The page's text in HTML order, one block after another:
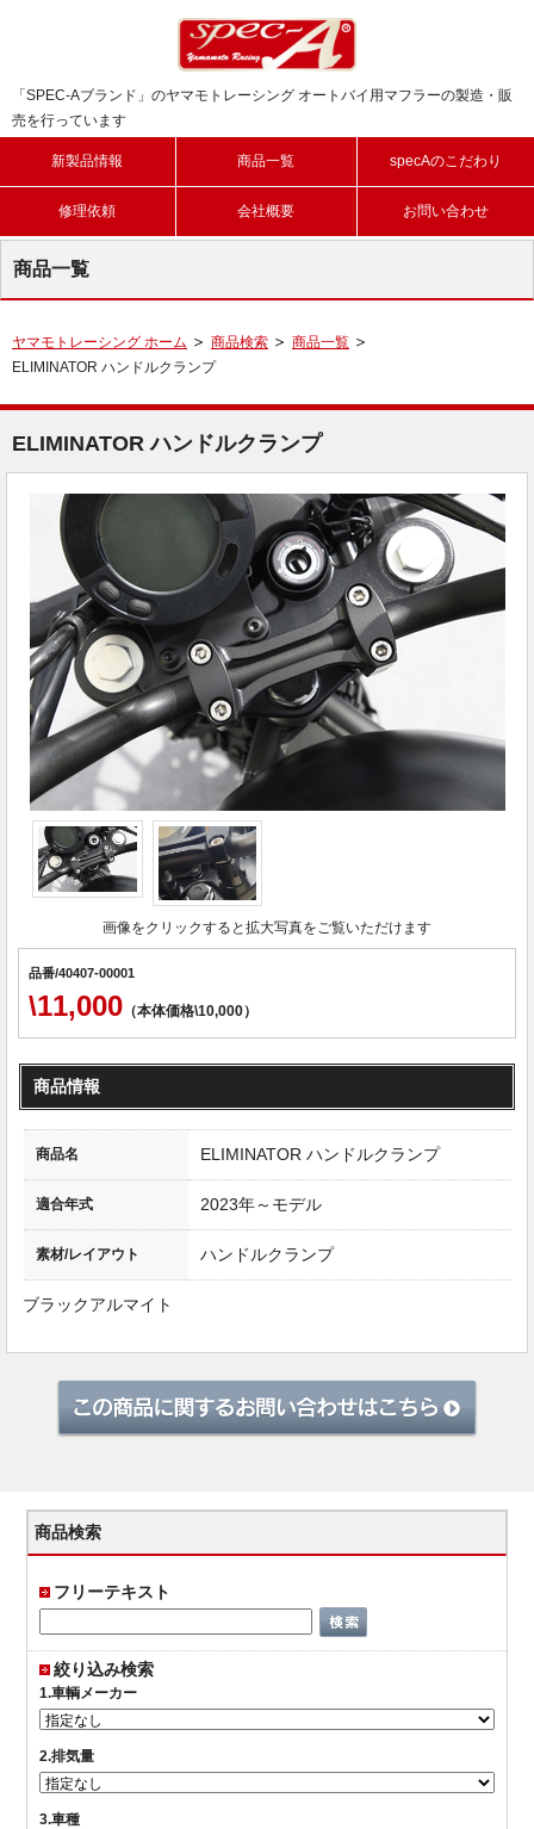
「SPEC-Aブランド」のヤマモトレーシング オートバイ用マフラーの製造・販
売を行っています
新製品情報 商品一覧 specAのこだわり
修理依頼 会社概要 お問い合わせ
商品一覧
ヤマモトレーシング ホーム 商品検索
商品一覧
ELIMINATOR ハンドルクランプ
ELIMINATOR ハンドルクランプ
画像をクリックすると拡大写真をご覧いただけます
品番/40407-00001
\11,000 （本体価格\10,000）
商品情報
商品名 ELIMINATOR ハンドルクランプ
適合年式 2023年～モデル
素材/レイアウト ハンドルクランプ
ブラックアルマイト
商品検索
フリーテキスト
絞り込み検索
1.車輌メーカー
2.排気量
3.車種